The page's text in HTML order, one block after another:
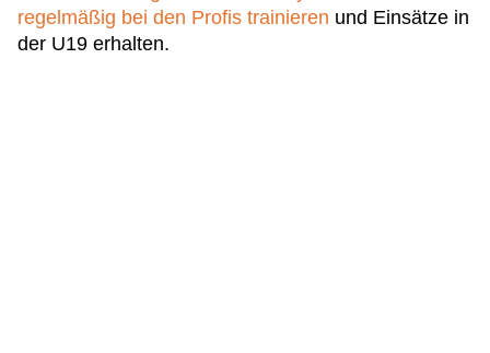
regelmäßig bei den Profis trainieren und Einsätze in
der U19 erhalten.